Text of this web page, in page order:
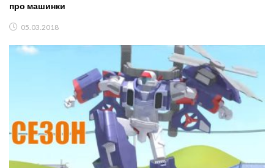
про машинки
05.03.2018